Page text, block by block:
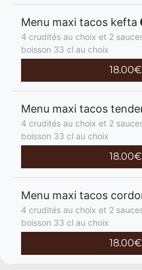
Menu maxi tacos kefta
4 crudités au choix et 2
boisson 33 cl au choix
18.00€
Menu maxi tacos
4 crudités au choix et 2
boisson 33 cl au choix
18.00€
Menu maxi tacos
4 crudités au choix et 2
boisson 33 cl au choix
18.00€